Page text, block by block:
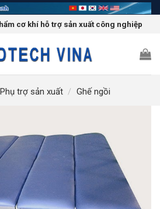
cơ khí hỗ trợ sản xuất công nghiệp
Phụ trợ sản xuất / Ghế ngồi